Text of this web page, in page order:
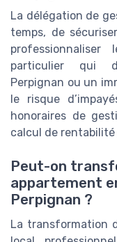
La délégation de
temps, de
particulier qui
Perpignan ou un
le risque
honoraires de
calcul de
Peut-on
appartement
Perpignan ?
La transformation